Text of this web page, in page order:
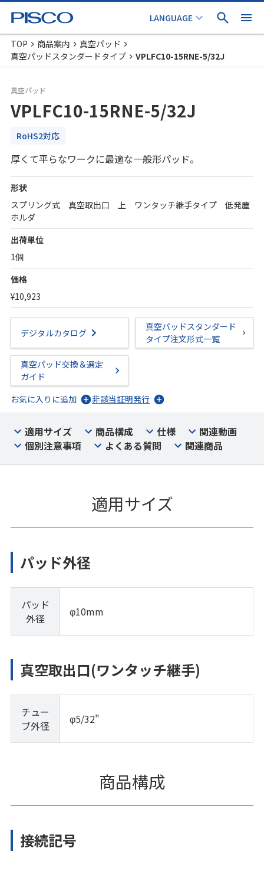
TOP 商品案内
真空パッド
真空パッドスタンダードタイプ
VPLFC10-15RNE-5/32J
真空パッド
VPLFC10-15RNE-5/32J
RoHS2対応
厚くて平らなワークに最適な一般形パッド。
形状
スプリング式 真空取出口 上 ワンタッチ継手タイプ 低発塵
ホルダ
出荷単位
1個
価格
¥10,923
デジタルカタログ
真空パッドスタンダード
タイプ注文形式一覧
真空パッド交換＆選定
ガイド
お気に入りに追加
非該当証明発行
適用サイズ 商品構成 仕様
関連動画
個別注意事項
よくある質問 関連商品
適用サイズ
パッド外径
パッド
外径
φ10mm
真空取出口(ワンタッチ継手)
チュー
ブ外径
φ5/32"
商品構成
接続記号